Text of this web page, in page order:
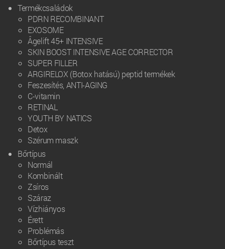
Termékcsaládok
PDRN RECOMBINANT
EXOSOME
Âgelift 45+ INTENSIVE
SKIN BOOST INTENSIVE AGE CORRECTOR
SUPER FILLER
ARGIRELOX (Botox hatású) peptid termékek
Feszesítés, ANTI-AGING
C-vitamin
RETINAL
YOUTH BY NATICS
Detox
Szérum maszk
Bőrtípus
Normál
Kombinált
Zsíros
Száraz
Vízhiányos
Érett
Problémás
Bőrtípus teszt